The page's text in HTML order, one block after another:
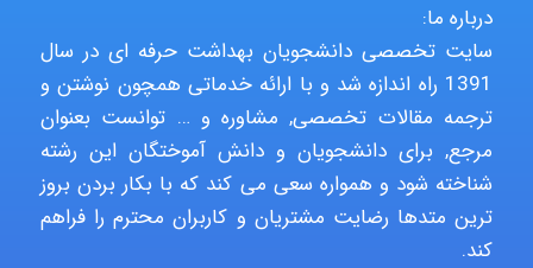
malekf
abolfazlkoshehe
درباره ما:
سایت تخصصی دانشجویان بهداشت حرفه ای در سال
1391 راه اندازه شد و با ارائه خدماتی همچون نوشتن و
ترجمه مقالات تخصصی, مشاوره و … توانست بعنوان
مرجع, برای دانشجویان و دانش آموختگان این رشته
شناخته شود و همواره سعی می کند که با بکار بردن بروز
ترین متدها رضایت مشتریان و کاربران محترم را فراهم
کند.